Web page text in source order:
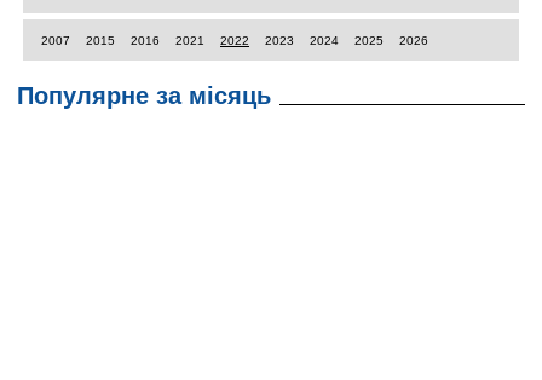
2007 2015 2016 2021 2022 2023 2024 2025 2026
Популярне за місяць